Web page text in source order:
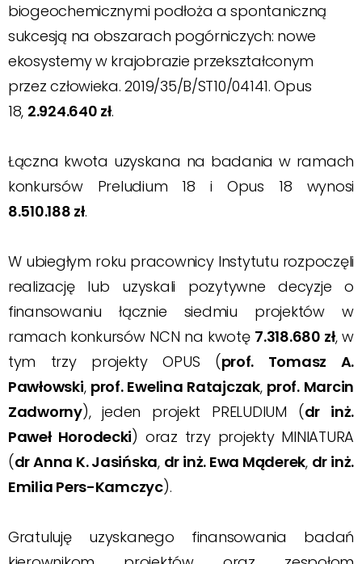
biogeochemicznymi podłoża a spontaniczną
sukcesją na obszarach pogórniczych: nowe
ekosystemy w krajobrazie przekształconym
przez człowieka. 2019/35/B/ST10/04141. Opus
18, 2.924.640 zł.
Łączna kwota uzyskana na badania w ramach
konkursów Preludium 18 i Opus 18 wynosi
8.510.188 zł.
W ubiegłym roku pracownicy Instytutu rozpoczęli
realizację lub uzyskali pozytywne decyzje o
finansowaniu łącznie siedmiu projektów w
ramach konkursów NCN na kwotę 7.318.680 zł, w
tym trzy projekty OPUS (prof. Tomasz A.
Pawłowski, prof. Ewelina Ratajczak, prof. Marcin
Zadworny), jeden projekt PRELUDIUM (dr inż.
Paweł Horodecki) oraz trzy projekty MINIATURA
(dr Anna K. Jasińska, dr inż. Ewa Mąderek, dr inż.
Emilia Pers-Kamczyc).
Gratuluję uzyskanego finansowania badań